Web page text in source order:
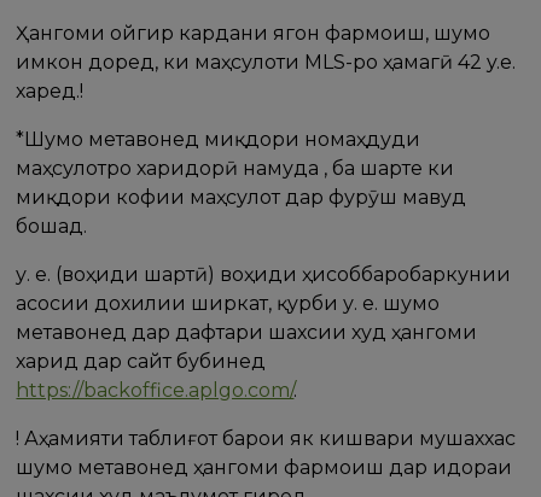
Ҳангоми ҷойгир кардани ягон фармоиш, шумо
имкон доред, ки маҳсулоти MLS-ро ҳамагӣ 42 y.e.
харед.!
*Шумо метавонед миқдори номаҳдуди
маҳсулотро харидорӣ намуда , ба шарте ки
миқдори кофии маҳсулот дар фурӯш мавҷуд
бошад.
у. е. (воҳиди шартӣ) воҳиди ҳисоббаробаркунии
асосии дохилии ширкат, қурби у. е. шумо
метавонед дар дафтари шахсии худ ҳангоми
харид дар сайт бубинед
https://backoffice.aplgo.com/.
! Аҳамияти таблиғот барои як кишвари мушаххас
шумо метавонед ҳангоми фармоиш дар идораи